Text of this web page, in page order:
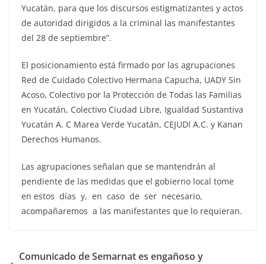
Yucatán, para que los discursos estigmatizantes y actos
de autoridad dirigidos a la criminal las manifestantes
del 28 de septiembre”.
El posicionamiento está firmado por las agrupaciones
Red de Cuidado Colectivo Hermana Capucha, UADY Sin
Acoso, Colectivo por la Protección de Todas las Familias
en Yucatán, Colectivo Ciudad Libre, Igualdad Sustantiva
Yucatán A. C Marea Verde Yucatán, CEJUDI A.C. y Kanan
Derechos Humanos.
Las agrupaciones señalan que se mantendrán al
pendiente de las medidas que el gobierno local tome
en estos días y, en caso de ser necesario,
acompañaremos a las manifestantes que lo requieran.
Comunicado de Semarnat es engañoso y